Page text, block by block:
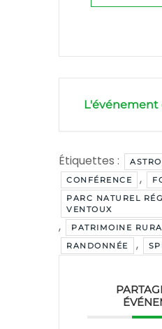
Étiquettes :
CONFÉRENCE ,
PARC NATUREL
VENTOUX
, PATRIMOINE
RANDONNÉE ,